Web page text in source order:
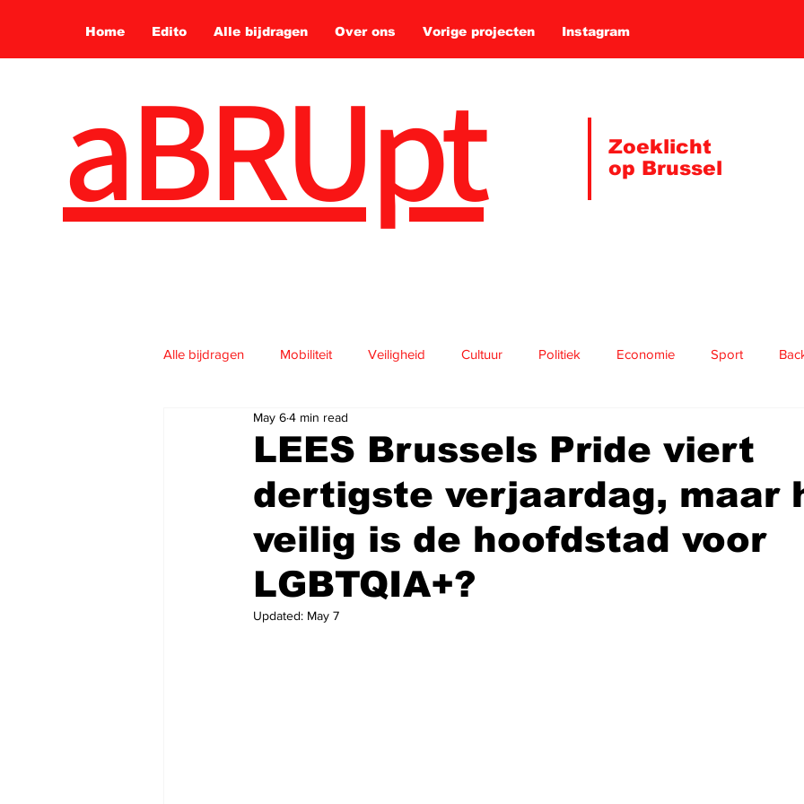
Home Edito Alle bijdragen Over ons Vorige projecten Instagram
aBRUpt
Zoeklicht
op Brussel
Alle bijdragen Mobiliteit Veiligheid Cultuur Politiek Economie Sport
LEES Brussels Pride viert
dertigste verjaardag, maar
veilig is de hoofdstad voor
LGBTQIA+?
May 64 min read
Updated: May 7